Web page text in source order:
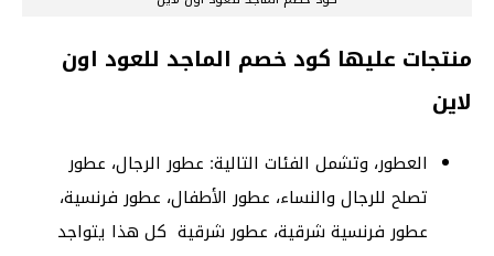
منتجات عليها كود خصم الماجد للعود اون
لاين
العطور، وتشمل الفئات التالية: عطور الرجال، عطور
تصلح للرجال والنساء، عطور الأطفال، عطور فرنسية،
عطور فرنسية شرقية، عطور شرقية كل هذا يتواجد